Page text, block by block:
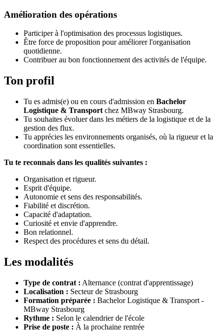
Amélioration des opérations
Participer à l'optimisation des processus logistiques.
Être force de proposition pour améliorer l'organisation
quotidienne.
Contribuer au bon fonctionnement des activités de l'équipe.
Ton profil
Tu es admis(e) ou en cours d'admission en Bachelor
Logistique & Transport chez MBway Strasbourg.
Tu souhaites évoluer dans les métiers de la logistique et de la
gestion des flux.
Tu apprécies les environnements organisés, où la rigueur et la
coordination sont essentielles.
Tu te reconnais dans les qualités suivantes :
Organisation et rigueur.
Esprit d'équipe.
Autonomie et sens des responsabilités.
Fiabilité et discrétion.
Capacité d'adaptation.
Curiosité et envie d'apprendre.
Bon relationnel.
Respect des procédures et sens du détail.
Les modalités
Type de contrat : Alternance (contrat d'apprentissage)
Localisation : Secteur de Strasbourg
Formation préparée : Bachelor Logistique & Transport -
MBway Strasbourg
Rythme : Selon le calendrier de l'école
Prise de poste : À la prochaine rentrée